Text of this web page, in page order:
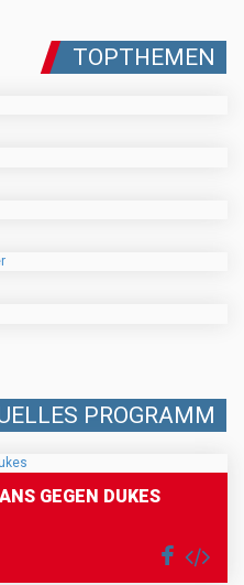
TOPTHEMEN
PROGRAMM
GEGEN DUKES